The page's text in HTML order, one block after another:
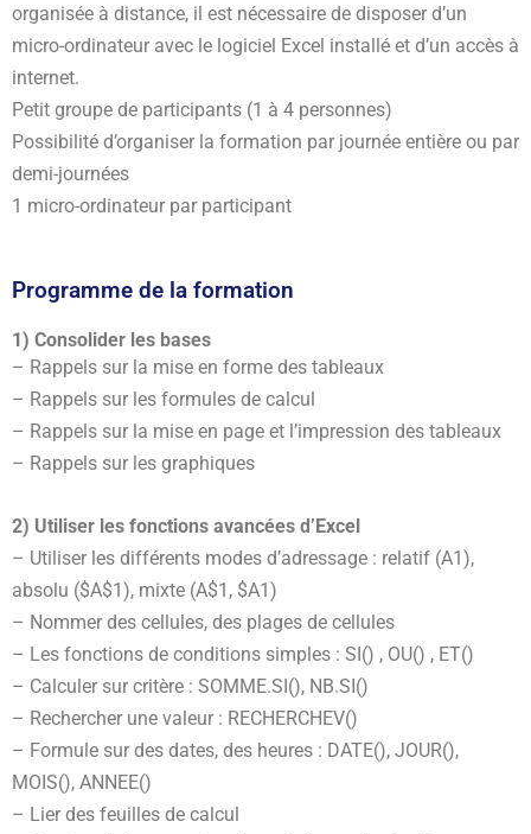
organisée à distance, il est nécessaire de disposer d’un
micro-ordinateur avec le logiciel Excel installé et d’un accès à
internet.
Petit groupe de participants (1 à 4 personnes)
Possibilité d’organiser la formation par journée entière ou par
demi-journées
1 micro-ordinateur par participant
Programme de la formation
1) Consolider les bases
– Rappels sur la mise en forme des tableaux
– Rappels sur les formules de calcul
– Rappels sur la mise en page et l’impression des tableaux
– Rappels sur les graphiques
2) Utiliser les fonctions avancées d’Excel
– Utiliser les différents modes d’adressage : relatif (A1),
absolu ($A$1), mixte (A$1, $A1)
– Nommer des cellules, des plages de cellules
– Les fonctions de conditions simples : SI() , OU() , ET()
– Calculer sur critère : SOMME.SI(), NB.SI()
– Rechercher une valeur : RECHERCHEV()
– Formule sur des dates, des heures : DATE(), JOUR(),
MOIS(), ANNEE()
– Lier des feuilles de calcul